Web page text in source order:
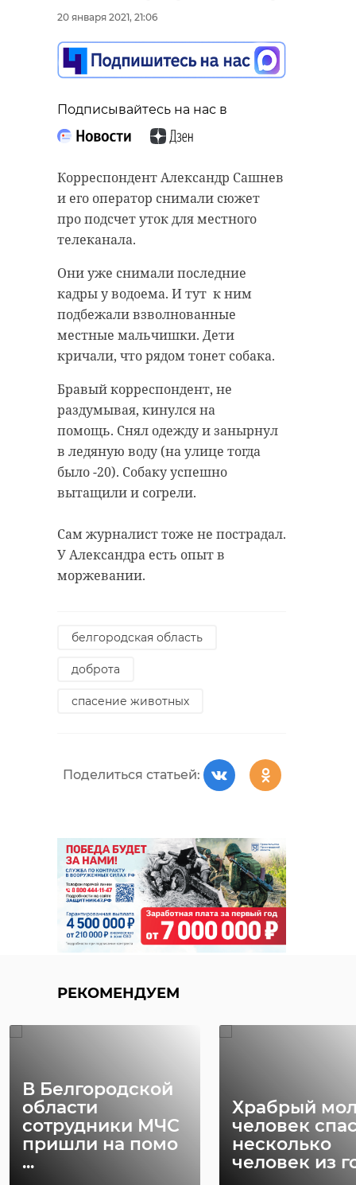
20 января 2021, 21:06
Подписывайтесь на нас в
Корреспондент Александр Сашнев
и его оператор снимали сюжет
про подсчет уток для местного
телеканала.
Они уже снимали последние
кадры у водоема. И тут к ним
подбежали взволнованные
местные мальчишки. Дети
кричали, что рядом тонет собака.
Бравый корреспондент, не
раздумывая, кинулся на
помощь. Снял одежду и занырнул
в ледяную воду (на улице тогда
было -20). Собаку успешно
вытащили и согрели.
Сам журналист тоже не пострадал.
У Александра есть опыт в
моржевании.
белгородская область
доброта
спасение животных
Поделиться статьей:
РЕКОМЕНДУЕМ
В Белгородской
области
сотрудники МЧС
пришли на помо
...
Храбрый
человек
несколько
человек из